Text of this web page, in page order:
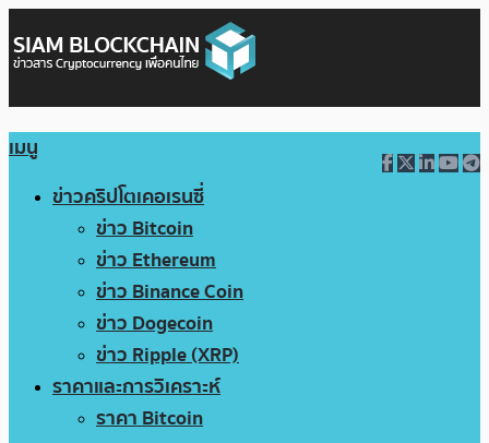
เมนู
ข่าวคริปโตเคอเรนซี่
ข่าว Bitcoin
ข่าว Ethereum
ข่าว Binance Coin
ข่าว Dogecoin
ข่าว Ripple (XRP)
ราคาและการวิเคราะห์
ราคา Bitcoin